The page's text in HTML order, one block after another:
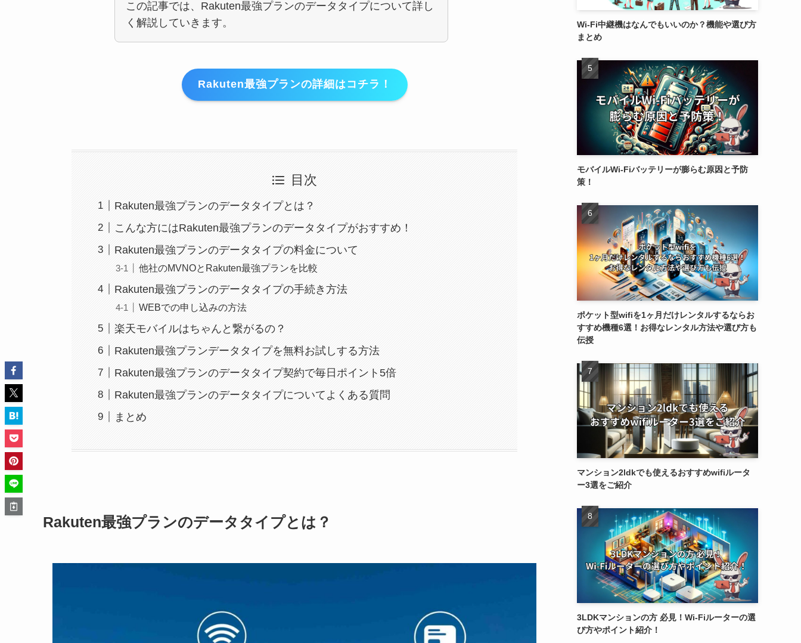
この記事では、Rakuten最強プランのデータタイプについて詳し
く解説していきます。
Rakuten最強プランの詳細はコチラ！
目次
Rakuten最強プランのデータタイプとは？
こんな方にはRakuten最強プランのデータタイプがおすすめ！
Rakuten最強プランのデータタイプの料金について
他社のMVNOとRakuten最強プランを比較
Rakuten最強プランのデータタイプの手続き方法
WEBでの申し込みの方法
楽天モバイルはちゃんと繋がるの？
Rakuten最強プランデータタイプを無料お試しする方法
Rakuten最強プランのデータタイプ契約で毎日ポイント5倍
Rakuten最強プランのデータタイプについてよくある質問
まとめ
Rakuten最強プランのデータタイプとは？
Wi-Fi中継機はなんでもいいのか？機能や選び方
まとめ
モバイルWi-Fiバッテリーが膨らむ原因と予防
策！
ポケット型wifiを1ヶ月だけレンタルするならお
すすめ機種6選！お得なレンタル方法や選び方も
伝授
マンション2ldkでも使えるおすすめwifiルータ
ー3選をご紹介
3LDKマンションの方 必見！Wi-Fiルーターの選
び方やポイント紹介！